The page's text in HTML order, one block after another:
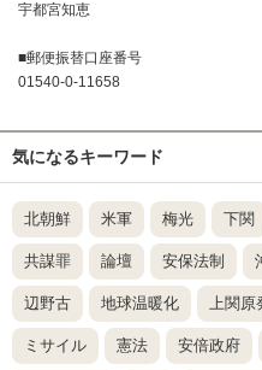
宇都宮知恵
■郵便振替口座番号
01540-0-11658
気になるキーワード
北朝鮮 米軍 梅光 下関
共謀罪 論壇 安保法制
辺野古 地球温暖化 上関原
ミサイル 憲法 安倍政府